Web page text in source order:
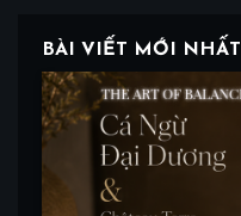
BÀI VIẾT MỚI NHẤT